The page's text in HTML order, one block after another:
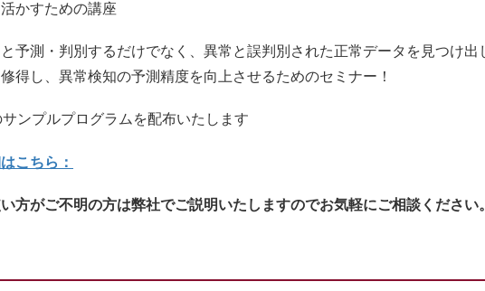
かすための講座
予測・判別するだけでなく、異常と誤判別された正常データを見つけ出
得し、異常検知の予測精度を向上させるためのセミナー！
ンプルプログラムを配布いたします
こちら：
方がご不明の方は弊社でご説明いたしますのでお気軽にご相談ください。